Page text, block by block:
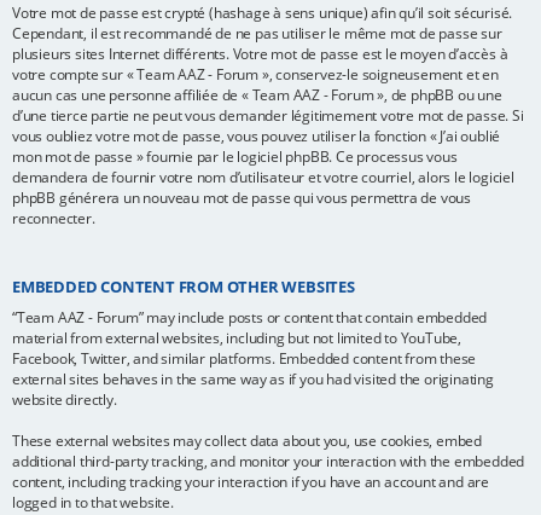
Votre mot de passe est crypté (hashage à sens unique) afin qu’il soit sécurisé.
Cependant, il est recommandé de ne pas utiliser le même mot de passe sur
plusieurs sites Internet différents. Votre mot de passe est le moyen d’accès à
votre compte sur « Team AAZ - Forum », conservez-le soigneusement et en
aucun cas une personne affiliée de « Team AAZ - Forum », de phpBB ou une
d’une tierce partie ne peut vous demander légitimement votre mot de passe. Si
vous oubliez votre mot de passe, vous pouvez utiliser la fonction « J’ai oublié
mon mot de passe » fournie par le logiciel phpBB. Ce processus vous
demandera de fournir votre nom d’utilisateur et votre courriel, alors le logiciel
phpBB générera un nouveau mot de passe qui vous permettra de vous
reconnecter.
EMBEDDED CONTENT FROM OTHER WEBSITES
“Team AAZ - Forum” may include posts or content that contain embedded
material from external websites, including but not limited to YouTube,
Facebook, Twitter, and similar platforms. Embedded content from these
external sites behaves in the same way as if you had visited the originating
website directly.
These external websites may collect data about you, use cookies, embed
additional third-party tracking, and monitor your interaction with the embedded
content, including tracking your interaction if you have an account and are
logged in to that website.